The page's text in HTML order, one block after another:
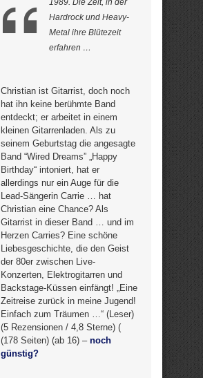
1989. Die Zeit, in der
Hardrock und Heavy-
Metal ihre Blütezeit
erfahren …
Christian ist Gitarrist, doch noch
hat ihn keine berühmte Band
entdeckt; er arbeitet in einem
kleinen Gitarrenladen. Als zu
seinem Geburtstag die angesagte
Band “Wired Dreams” „Happy
Birthday“ intoniert, hat er
allerdings nur ein Auge für die
Lead-Sängerin Carrie … hat
Christian eine Chance? Als
Gitarrist in dieser Band … und im
Herzen Carries? Eine schöne
Liebesgeschichte, die den Geist
der 80er zwischen Live-
Konzerten, Elektrogitarren und
Backstage-Küssen einfängt! „Eine
Zeitreise zurück in meine Jugend!
Einfach zum Träumen …“ (Leser)
(5 Rezensionen / 4,8 Sterne) (
(178 Seiten) (ab 16) – noch
günstig?